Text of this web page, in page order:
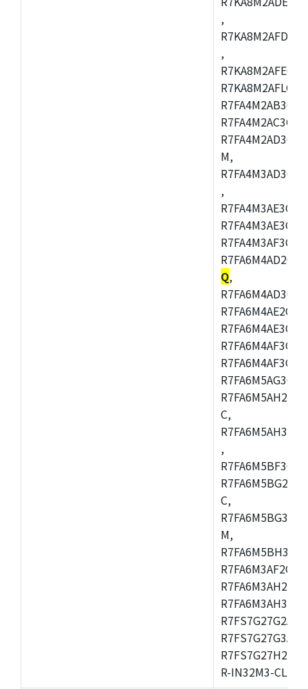
,
,
M,
,
Q,
C,
,
C,
M,
R-IN32M3-CL,R-